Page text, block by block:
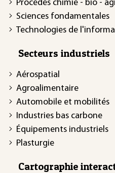
Procédés chimie - bio -
Sciences fondamentales
Technologies de
Secteurs industriels
Aérospatial
Agroalimentaire
Automobile et mobilités
Industries bas carbone
Équipements industriels
Plasturgie
Cartographie